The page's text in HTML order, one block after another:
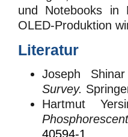
und Notebooks in
OLED-Produktion
Literatur
Joseph
Survey.
Hartmut
40594-1